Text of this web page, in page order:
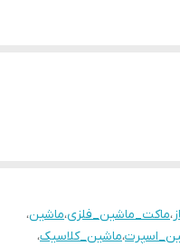
،ماکت_ماشین_فلزی،ماشین،
،ماشین_کلاسیک،